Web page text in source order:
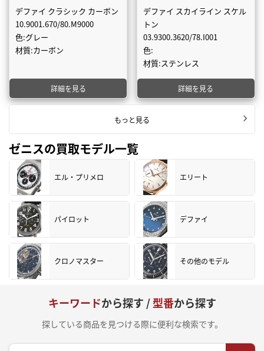
デファイ クラシック カーボン
10.9001.670/80.M9000
色:グレー
材質:カーボン
詳細を見る
デファイ スカイライン スケル
トン
03.9300.3620/78.I001
色:
材質:ステンレス
詳細を見る
もっと見る
ゼニスの買取モデル一覧
エル・プリメロ エリート
パイロット デファイ
クロノマスター その他のモデル
キーワードから探す /型番から探す
探している商品を見つける際に便利な検索です。